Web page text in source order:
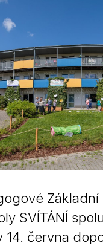
Základní
SVÍTÁNÍ
14. června